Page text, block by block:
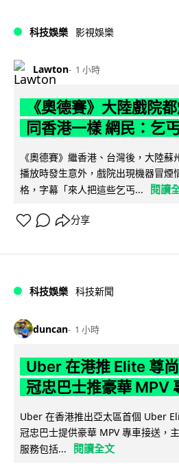
科技娛樂 影視娛樂
Lawton 1 小時
《奧德賽》大陸戲院
同香港一樣 網民：乞
《奧德賽》繼香港、台灣後，大陸
播放時發生意外，戲院出現機器冒煙
格，字幕「來人把這些乞丐...
閱讀
分享
科技娛樂 科技新聞
duncan 1 小時
Uber 在港推 Elite 尊
冠忠巴士推豪華 MPV
Uber 在香港推出亞太區首個 Uber
冠忠巴士提供豪華 MPV 專車接送，
服務包括...
閱讀全文